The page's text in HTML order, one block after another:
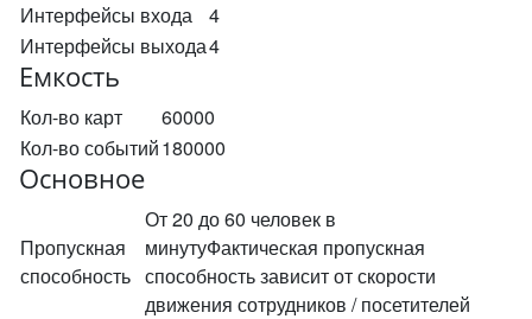
Интерфейсы входа
4
Интерфейсы выхода4
Емкость
Кол-во карт
60000
Кол-во событий180000
Основное
Пропускная
способность
От 20 до 60 человек в
минутуФактическая пропускная
способность зависит от скорости
движения сотрудников / посетителей